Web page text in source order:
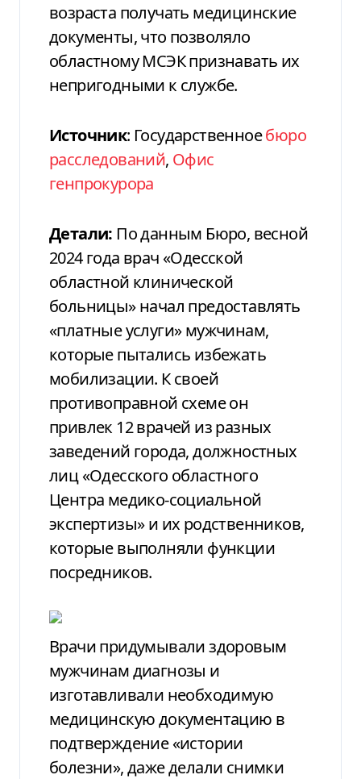
возраста получать медицинские
документы, что позволяло
областному МСЭК признавать их
непригодными к службе.
Источник: Государственноебюро
расследований, Офис
генпрокурора
Детали: По данным Бюро, весной
2024 года врач «Одесской
областной клинической
больницы» начал предоставлять
«платные услуги» мужчинам,
которые пытались избежать
мобилизации. К своей
противоправной схеме он
привлек 12 врачей из разных
заведений города, должностных
лиц «Одесского областного
Центра медико-социальной
экспертизы» и их родственников,
которые выполняли функции
посредников.
Врачи придумывали здоровым
мужчинам диагнозы и
изготавливали необходимую
медицинскую документацию в
подтверждение «истории
болезни», даже делали снимки